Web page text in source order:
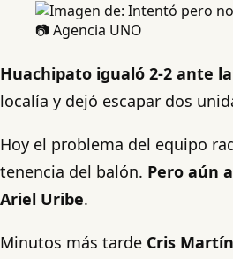
📷 Agencia UNO
Huachipato igualó 2-2 ante
localía y dejó escapar dos
Hoy el problema del equipo
tenencia del balón. Pero aún
Ariel Uribe.
Minutos más tarde Cris